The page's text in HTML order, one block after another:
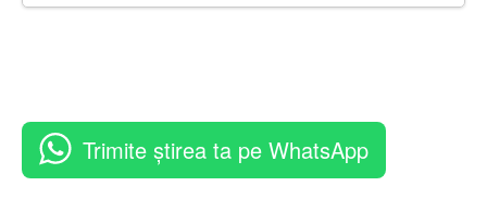
Trimite știrea ta pe WhatsApp